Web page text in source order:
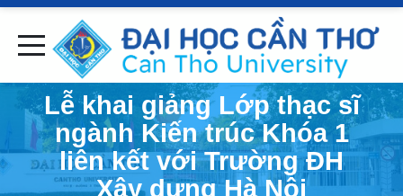
Lễ khai giảng Lớp thạc sĩ
ngành Kiến trúc Khóa 1
liên kết với Trường ĐH
Xây dựng Hà Nội